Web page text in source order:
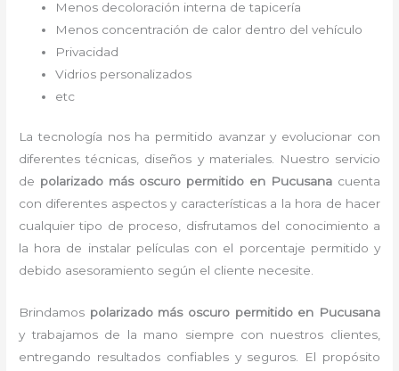
Menos decoloración interna de tapicería
Menos concentración de calor dentro del vehículo
Privacidad
Vidrios personalizados
etc
La tecnología nos ha permitido avanzar y evolucionar con
diferentes técnicas, diseños y materiales. Nuestro servicio
de polarizado más oscuro permitido en Pucusana cuenta
con diferentes aspectos y características a la hora de hacer
cualquier tipo de proceso, disfrutamos del conocimiento a
la hora de instalar películas con el porcentaje permitido y
debido asesoramiento según el cliente necesite.
Brindamos polarizado más oscuro permitido en Pucusana
y trabajamos de la mano siempre con nuestros clientes,
entregando resultados confiables y seguros. El propósito